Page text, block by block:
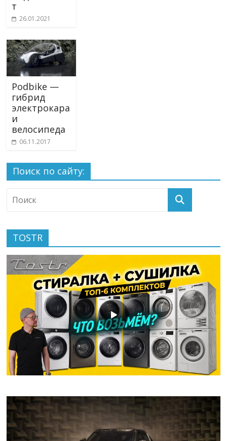
т
26.01.2021
Podbike —
гибрид
электрокара
и
велосипеда
06.11.2017
Поиск по сайту:
TOSTR